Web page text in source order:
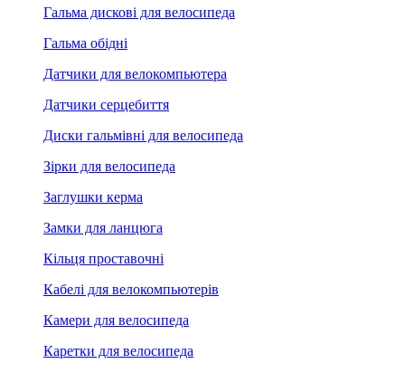
Гальма дискові для велосипеда
Гальма обідні
Датчики для велокомпьютера
Датчики серцебиття
Диски гальмівні для велосипеда
Зірки для велосипеда
Заглушки керма
Замки для ланцюга
Кільця проставочні
Кабелі для велокомпьютерів
Камери для велосипеда
Каретки для велосипеда